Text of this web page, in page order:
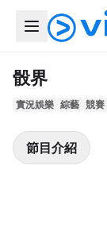
骰界
實況娛樂 綜藝 競賽
節目介紹